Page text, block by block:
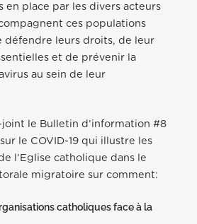
en place par les divers acteurs
ces populations
défendre leurs droits, de leur
et de prévenir la
au sein de leur
le Bulletin d’information #8
le COVID-19 qui illustre les
l’Eglise catholique dans le
migratoire sur comment:
catholiques face à la